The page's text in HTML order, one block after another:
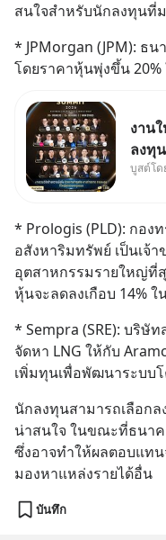
สนใจสำหรับนักลงทุนที่
* JPMorgan (JPM): ธ
โดยราคาหุ้นพุ่งขึ้น
งาน
ลงทุ
นี้จะมี
แชร์
บูสต์โ
* Prologis (PLD): กอง
อสังหาริมทรัพย์ เป็นเจ้
อุตสาหกรรมรายใหญ่ที่
หุ้นจะลดลงเกือบ 14% ใ
* Sempra (SRE): บริษั
จัดหา LNG ให้กับ
เพิ่มทุนเพื่อพัฒนาระบบ
นักลงทุนสามารถเลือก
น่าสนใจ ในขณะที่ธนาค
ซึ่งอาจทำให้ผลตอบแท
มองหาแหล่งรายได้อื่น
บันทึก